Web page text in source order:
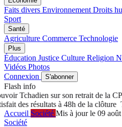
Faits divers Environnement Droits
Sport
Santé
Agriculture Commerce Technologie
Plus
Éducation Justice Culture Religion
Vidéos Photos
Connexion
S'abonner
Flash info
Tchadien sur son retrait de la CPI
des résultats à 48h de la clôture
Accueil Société Mis à jour le 09
Société